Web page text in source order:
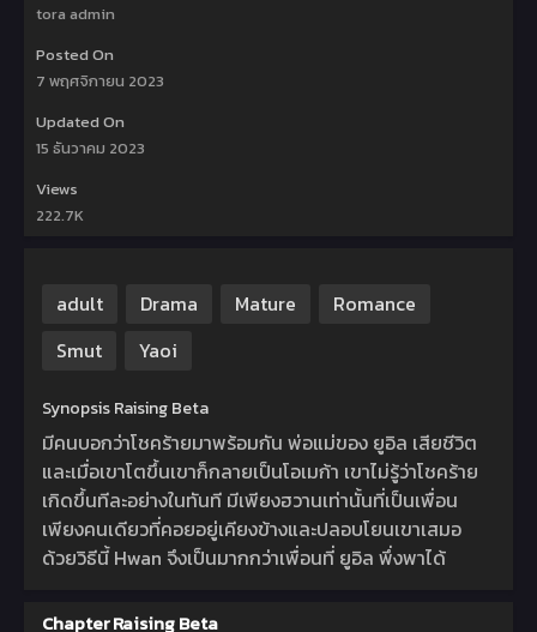
tora admin
Posted On
7 พฤศจิกายน 2023
Updated On
15 ธันวาคม 2023
Views
222.7K
adult Drama Mature
Romance
Smut
Yaoi
Synopsis Raising Beta
มีคนบอกว่าโชคร้ายมาพร้อมกัน พ่อแม่ของ ยูอิล เสียชีวิต
และเมื่อเขาโตขึ้นเขาก็กลายเป็นโอเมก้า เขาไม่รู้ว่าโชคร้าย
เกิดขึ้นทีละอย่างในทันที มีเพียงฮวานเท่านั้นที่เป็นเพื่อน
เพียงคนเดียวที่คอยอยู่เคียงข้างและปลอบโยนเขาเสมอ
ด้วยวิธีนี้ Hwan จึงเป็นมากกว่าเพื่อนที่ ยูอิล พึ่งพาได้
Chapter Raising Beta